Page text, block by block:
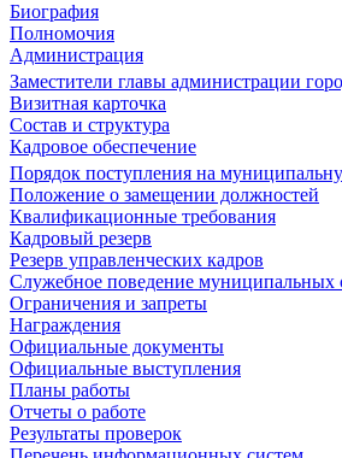
Биография
Полномочия
Администрация
Заместители главы администрации
Визитная карточка
Состав и структура
Кадровое обеспечение
Порядок поступления на
Положение о замещении должностей
Квалификационные требования
Кадровый резерв
Резерв управленческих кадров
Служебное поведение
Ограничения и запреты
Награждения
Официальные документы
Официальные выступления
Планы работы
Отчеты о работе
Результаты проверок